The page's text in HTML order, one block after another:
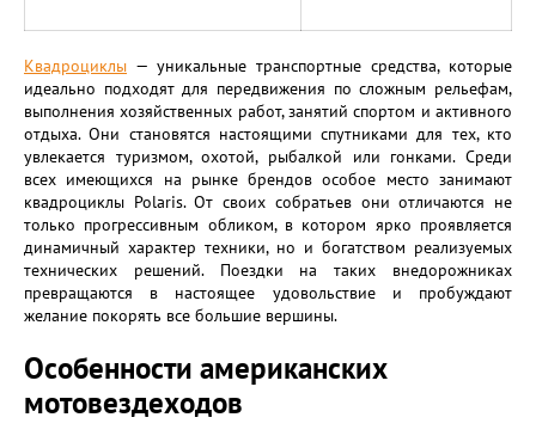
Квадроциклы — уникальные транспортные средства, которые
идеально подходят для передвижения по сложным рельефам,
выполнения хозяйственных работ, занятий спортом и активного
отдыха. Они становятся настоящими спутниками для тех, кто
увлекается туризмом, охотой, рыбалкой или гонками. Среди
всех имеющихся на рынке брендов особое место занимают
квадроциклы Polaris. От своих собратьев они отличаются не
только прогрессивным обликом, в котором ярко проявляется
динамичный характер техники, но и богатством реализуемых
технических решений. Поездки на таких внедорожниках
превращаются в настоящее удовольствие и пробуждают
желание покорять все большие вершины.
Особенности американских
мотовездеходов